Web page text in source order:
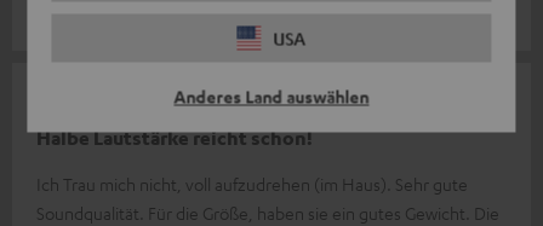
USA
Anderes Land auswählen
Halbe Lautstärke reicht schon!
Ich Trau mich nicht, voll aufzudrehen (im Haus). Sehr gute
Soundqualität. Für die Größe, haben sie ein gutes Gewicht. Die